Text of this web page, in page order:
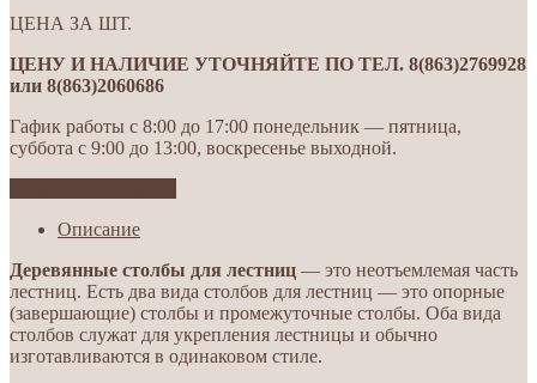
ЦЕНА ЗА ШТ.
ЦЕНУ И НАЛИЧИЕ УТОЧНЯЙТЕ ПО ТЕЛ. 8(863)2769928
или 8(863)2060686
Гафик работы с 8:00 до 17:00 понедельник — пятница,
суббота с 9:00 до 13:00, воскресенье выходной.
Описание
Деревянные столбы для лестниц — это неотъемлемая часть
лестниц. Есть два вида столбов для лестниц — это опорные
(завершающие) столбы и промежуточные столбы. Оба вида
столбов служат для укрепления лестницы и обычно
изготавливаются в одинаковом стиле.